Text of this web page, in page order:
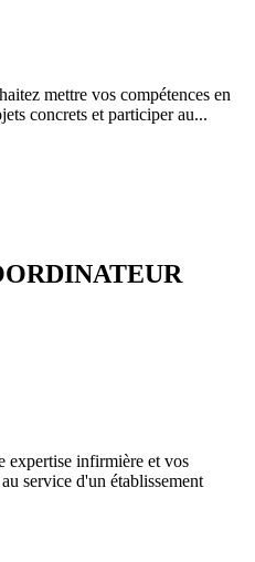
mettre vos compétences en
concrets et participer au...
expertise infirmière et vos
service d'un établissement